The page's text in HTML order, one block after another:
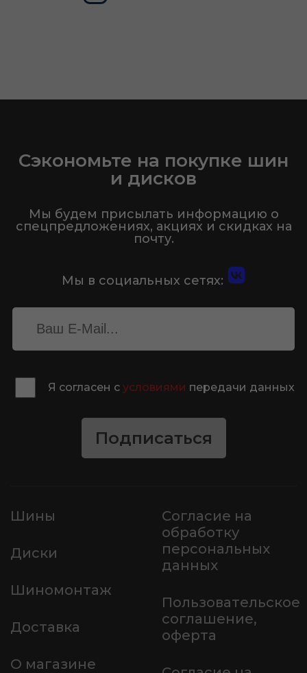
Сэкономьте на покупке шин
и дисков
Мы будем присылать информацию о
спецпредложениях, акциях и скидках на
почту.
Мы в социальных сетях:
Я согласен с условиями передачи данных
Подписаться
Шины
Диски
Шиномонтаж
Доставка
О магазине
Согласие на
обработку
персональных
данных
Пользовательское
соглашение,
оферта